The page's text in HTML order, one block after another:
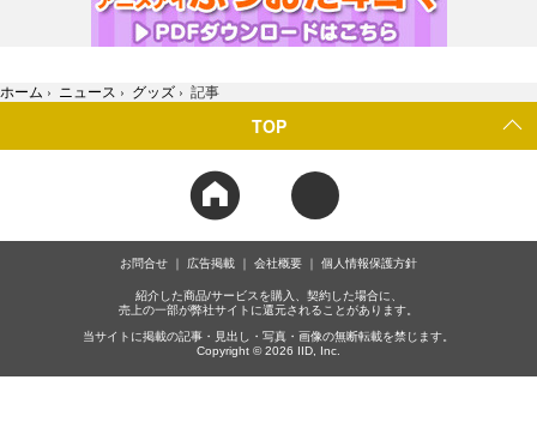
ホーム › ニュース › グッズ › 記事
TOP
お問合せ 広告掲載 会社概要 個人情報保護方針
紹介した商品/サービスを購入、契約した場合に、
売上の一部が弊社サイトに還元されることがあります。
当サイトに掲載の記事・見出し・写真・画像の無断転載を禁じます。
Copyright © 2026 IID, Inc.